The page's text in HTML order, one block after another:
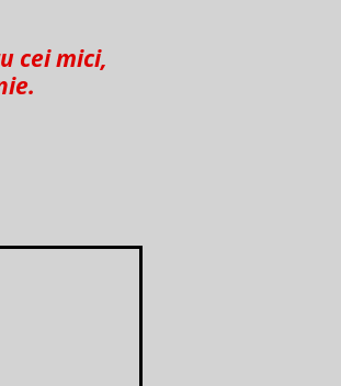
cei mici,